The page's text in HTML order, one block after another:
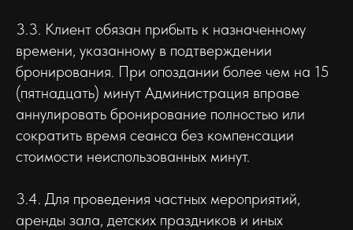
3.3. Клиент обязан прибыть к назначенному
времени, указанному в подтверждении
бронирования. При опоздании более чем на 15
(пятнадцать) минут Администрация вправе
аннулировать бронирование полностью или
сократить время сеанса без компенсации
стоимости неиспользованных минут.
3.4. Для проведения частных мероприятий,
аренды зала, детских праздников и иных